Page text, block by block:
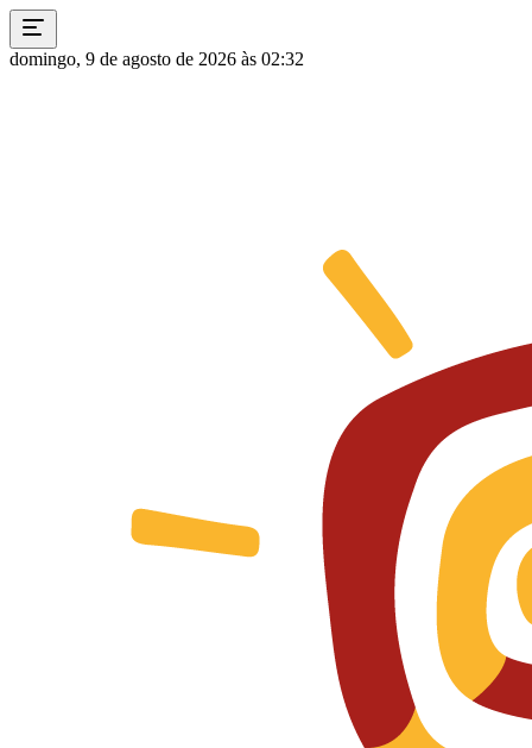
domingo, 9 de agosto de 2026 às 02:32